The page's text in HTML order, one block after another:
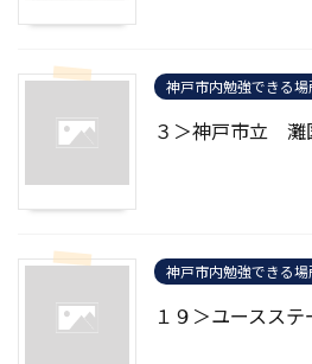
神戸市内勉強できる場
３＞神戸市立 灘
神戸市内勉強できる場
１９＞ユースス